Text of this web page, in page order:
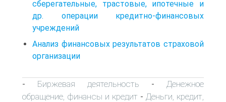
сберегательные, трастовые, ипотечные и
др. операции кредитно-финансовых
учреждений
Анализ финансовых результатов страховой
организации
- Биржевая деятельность - Денежное
обращение, финансы и кредит - Деньги, кредит,